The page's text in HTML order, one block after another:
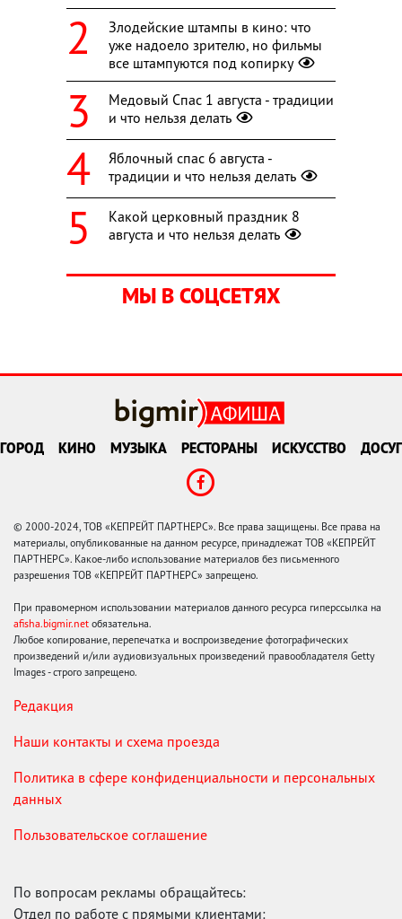
Злодейские штампы в кино: что
уже надоело зрителю, но фильмы
все штампуются под копирку
Медовый Спас 1 августа - традиции
и что нельзя делать
Яблочный спас 6 августа -
традиции и что нельзя делать
Какой церковный праздник 8
августа и что нельзя делать
МЫ В СОЦСЕТЯХ
ГОРОД КИНО МУЗЫКА РЕСТОРАНЫ ИСКУССТВО ДОСУГ
© 2000-2024, ТОВ «КЕПРЕЙТ ПАРТНЕРС». Все права защищены. Все права на
материалы, опубликованные на данном ресурсе, принадлежат ТОВ «КЕПРЕЙТ
ПАРТНЕРС». Какое-либо использование материалов без письменного
разрешения ТОВ «КЕПРЕЙТ ПАРТНЕРС» запрещено.
При правомерном использовании материалов данного ресурса гиперссылка на
afisha.bigmir.net обязательна.
Любое копирование, перепечатка и воспроизведение фотографических
произведений и/или аудиовизуальных произведений правообладателя Getty
Images - строго запрещено.
Редакция
Наши контакты и схема проезда
Политика в сфере конфиденциальности и персональных
данных
Пользовательское соглашение
По вопросам рекламы обращайтесь:
Отдел по работе с прямыми клиентами: